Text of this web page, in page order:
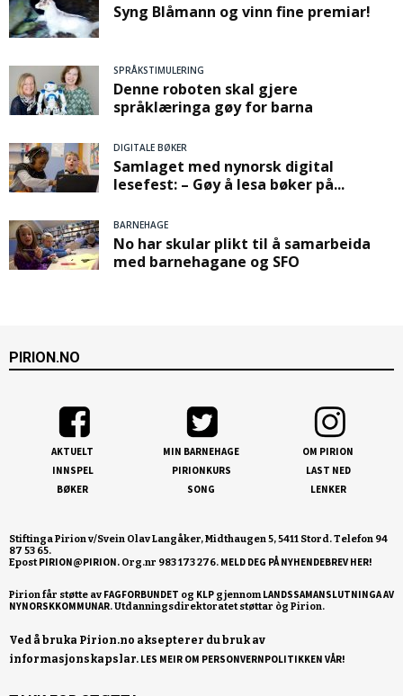
Syng Blåmann og vinn fine premiar!
SPRÅKSTIMULERING
Denne roboten skal gjere
språklæringa gøy for barna
DIGITALE BØKER
Samlaget med nynorsk digital
lesefest: – Gøy å lesa bøker på...
BARNEHAGE
No har skular plikt til å samarbeida
med barnehagane og SFO
PIRION.NO
AKTUELT
INNSPEL
BØKER
MIN BARNEHAGE
PIRIONKURS
SONG
OM PIRION
LAST NED
LENKER
Stiftinga Pirion v/Svein Olav Langåker, Midthaugen 5, 5411 Stord. Telefon 94
87 53 65.
EpostPIRION@PIRION. Org.nr 983 173 276. MELD DEG PÅ NYHENDEBREV HER!
Pirion får støtte av FAGFORBUNDET og KLP gjennomLANDSSAMANSLUTNINGA AV
NYNORSKKOMMUNAR
Ved å bruka Pirion.no aksepterer du bruk av
informasjonskapslar. LES MEIR OM PERSONVERNPOLITIKKEN VÅR!